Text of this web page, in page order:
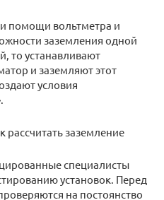
помощи вольтметра и
заземления одной
то устанавливают
и заземляют этот
условия
рассчитать заземление
специалисты
установок. Перед
на постоянство